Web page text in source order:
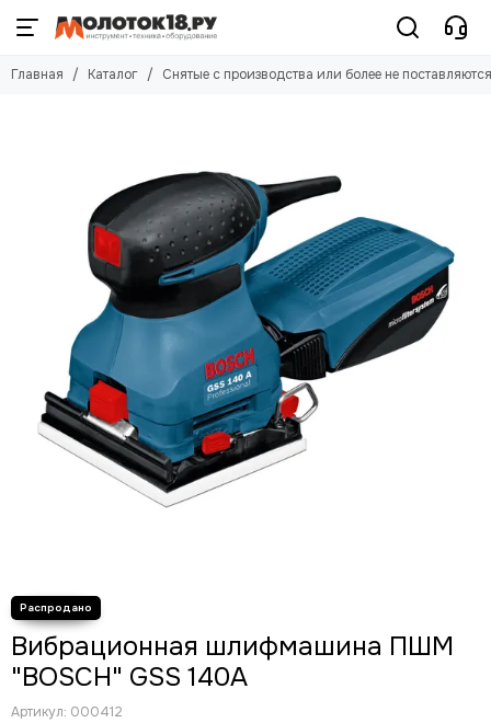
Главная Каталог Снятые с производства или более не поставляются
Вибрационная шлифмашина ПШМ
"BOSCH" GSS 140A
Артикул: 000412